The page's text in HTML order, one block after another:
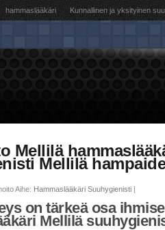
hammaslääkäri Kunnallinen ja yksityinen
Mellilä
Mellilä
Aihe: Hammaslääkäri Suuhygienisti |
on tärkeä osa
Mellilä